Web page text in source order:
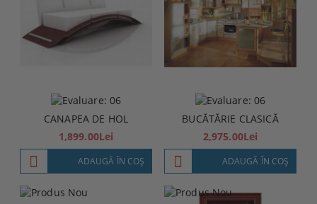
CANAPEA DE HOL
1,899.00Lei
ADAUGĂ ÎN COŞ
BUCĂTĂRIE CLASICĂ
2,975.00Lei
ADAUGĂ ÎN COŞ